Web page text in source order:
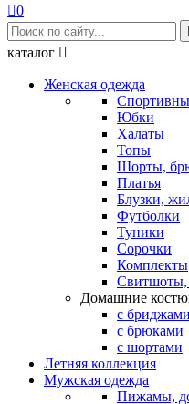
0
каталог 
Женская одежда
Юбки
Халаты
Топы
Шорты,
Платья
Блузки,
Футболки
Туники
Сорочки
Комплекты
Свитшоты,
Домашние
с бриджами
с брюками
с шортами
Летняя коллекция
Мужская одежда
Пижамы,